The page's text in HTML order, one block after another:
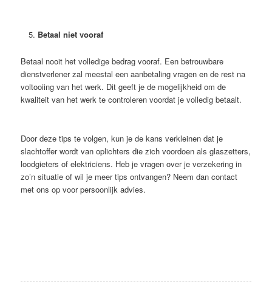
Betaal niet vooraf
Betaal nooit het volledige bedrag vooraf. Een betrouwbare
dienstverlener zal meestal een aanbetaling vragen en de rest na
voltooiing van het werk. Dit geeft je de mogelijkheid om de
kwaliteit van het werk te controleren voordat je volledig betaalt.
Door deze tips te volgen, kun je de kans verkleinen dat je
slachtoffer wordt van oplichters die zich voordoen als glaszetters,
loodgieters of elektriciens. Heb je vragen over je verzekering in
zo’n situatie of wil je meer tips ontvangen? Neem dan contact
met ons op voor persoonlijk advies.